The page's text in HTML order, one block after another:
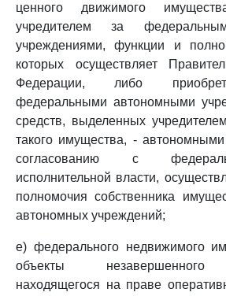
ценного движимого
учредителем за
учреждениями, функции и
которых осуществляет
Федерации, либо
федеральными автономными
средств, выделенных
такого имущества, -
согласованию с
исполнительной власти,
полномочия собственника
автономных учреждений;
е) федерального недвижимого
объекты незавершенного
находящегося на праве